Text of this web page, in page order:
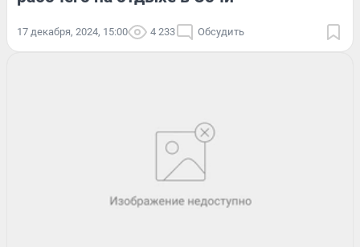
17 декабря, 2024, 15:00 4 233 Обсудить